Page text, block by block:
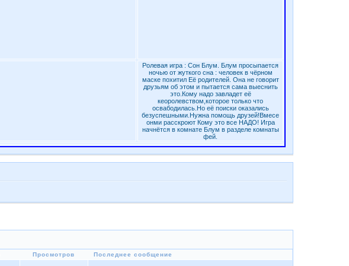
Ролевая игра : Сон Блум. Блум просыпается
ночью от жуткого сна : человек в чёрном
маске похитил Её родителей. Она не говорит
друзьям об этом и пытается сама выеснить
это.Кому надо завладет её
кеоролевством,которое только что
освабодилась.Но её поиски оказались
безуспешными.Нужна помощь друзей!Вмесе
онми расскроют Кому это все НАДО! Игра
начнётся в комнате Блум в разделе комнаты
фей.
Просмотров Последнее сообщение